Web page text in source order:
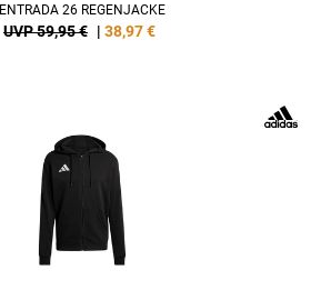
ENTRADA 26 REGENJACKE
UVP 59,95 € | 38,97€